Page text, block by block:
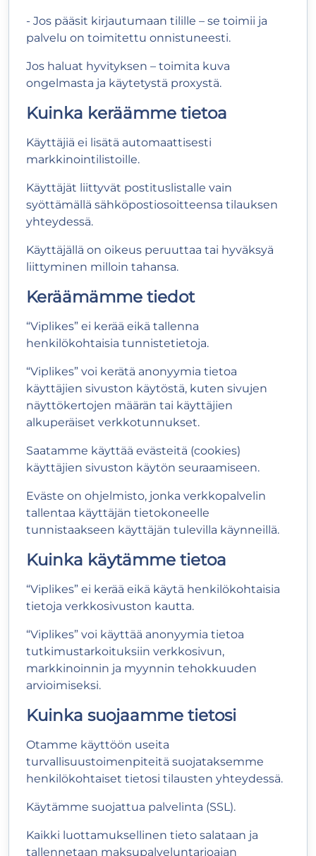
- Jos pääsit kirjautumaan tilille – se toimii ja
palvelu on toimitettu onnistuneesti.
Jos haluat hyvityksen – toimita kuva
ongelmasta ja käytetystä proxystä.
Kuinka keräämme tietoa
Käyttäjiä ei lisätä automaattisesti
markkinointilistoille.
Käyttäjät liittyvät postituslistalle vain
syöttämällä sähköpostiosoitteensa tilauksen
yhteydessä.
Käyttäjällä on oikeus peruuttaa tai hyväksyä
liittyminen milloin tahansa.
Keräämämme tiedot
“Viplikes” ei kerää eikä tallenna
henkilökohtaisia tunnistetietoja.
“Viplikes” voi kerätä anonyymia tietoa
käyttäjien sivuston käytöstä, kuten sivujen
näyttökertojen määrän tai käyttäjien
alkuperäiset verkkotunnukset.
Saatamme käyttää evästeitä (cookies)
käyttäjien sivuston käytön seuraamiseen.
Eväste on ohjelmisto, jonka verkkopalvelin
tallentaa käyttäjän tietokoneelle
tunnistaakseen käyttäjän tulevilla käynneillä.
Kuinka käytämme tietoa
“Viplikes” ei kerää eikä käytä henkilökohtaisia
tietoja verkkosivuston kautta.
“Viplikes” voi käyttää anonyymia tietoa
tutkimustarkoituksiin verkkosivun,
markkinoinnin ja myynnin tehokkuuden
arvioimiseksi.
Kuinka suojaamme tietosi
Otamme käyttöön useita
turvallisuustoimenpiteitä suojataksemme
henkilökohtaiset tietosi tilausten yhteydessä.
Käytämme suojattua palvelinta (SSL).
Kaikki luottamuksellinen tieto salataan ja
tallennetaan maksupalveluntarjoajan